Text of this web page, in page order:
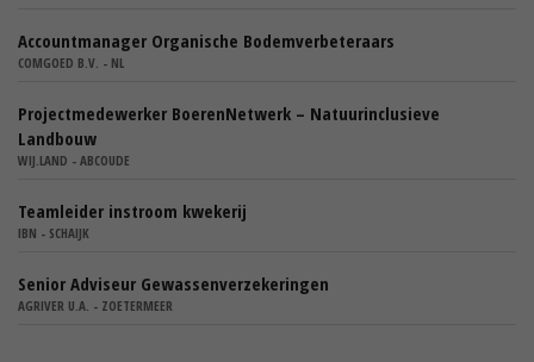
Accountmanager Organische Bodemverbeteraars
COMGOED B.V. - NL
Projectmedewerker BoerenNetwerk – Natuurinclusieve
Landbouw
WIJ.LAND - ABCOUDE
Teamleider instroom kwekerij
IBN - SCHAIJK
Senior Adviseur Gewassenverzekeringen
AGRIVER U.A. - ZOETERMEER